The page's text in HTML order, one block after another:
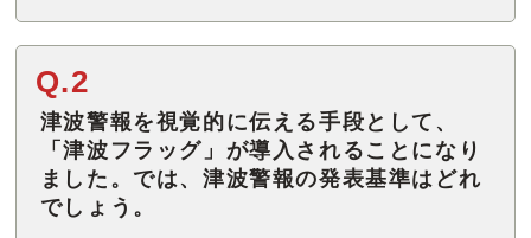
Q.2
津波警報を視覚的に伝える手段として、
「津波フラッグ」が導入されることになり
ました。では、津波警報の発表基準はどれ
でしょう。